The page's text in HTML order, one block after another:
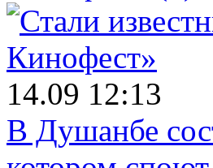
14.09 12:13
В Душанбе